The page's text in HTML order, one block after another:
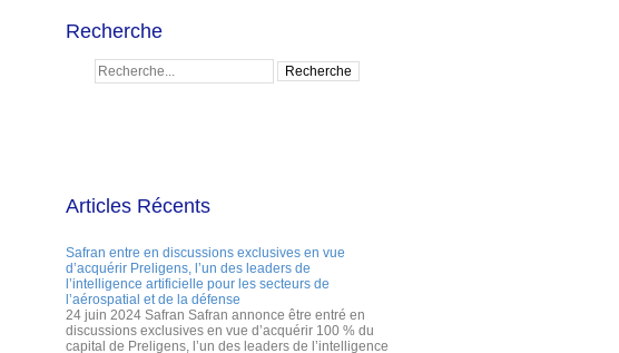
Recherche
Articles Récents
Safran entre en discussions exclusives en vue
d’acquérir Preligens, l’un des leaders de
l’intelligence artificielle pour les secteurs de
l’aérospatial et de la défense
24 juin 2024 Safran Safran annonce être entré en
discussions exclusives en vue d’acquérir 100 % du
capital de Preligens, l’un des leaders de l’intelligence